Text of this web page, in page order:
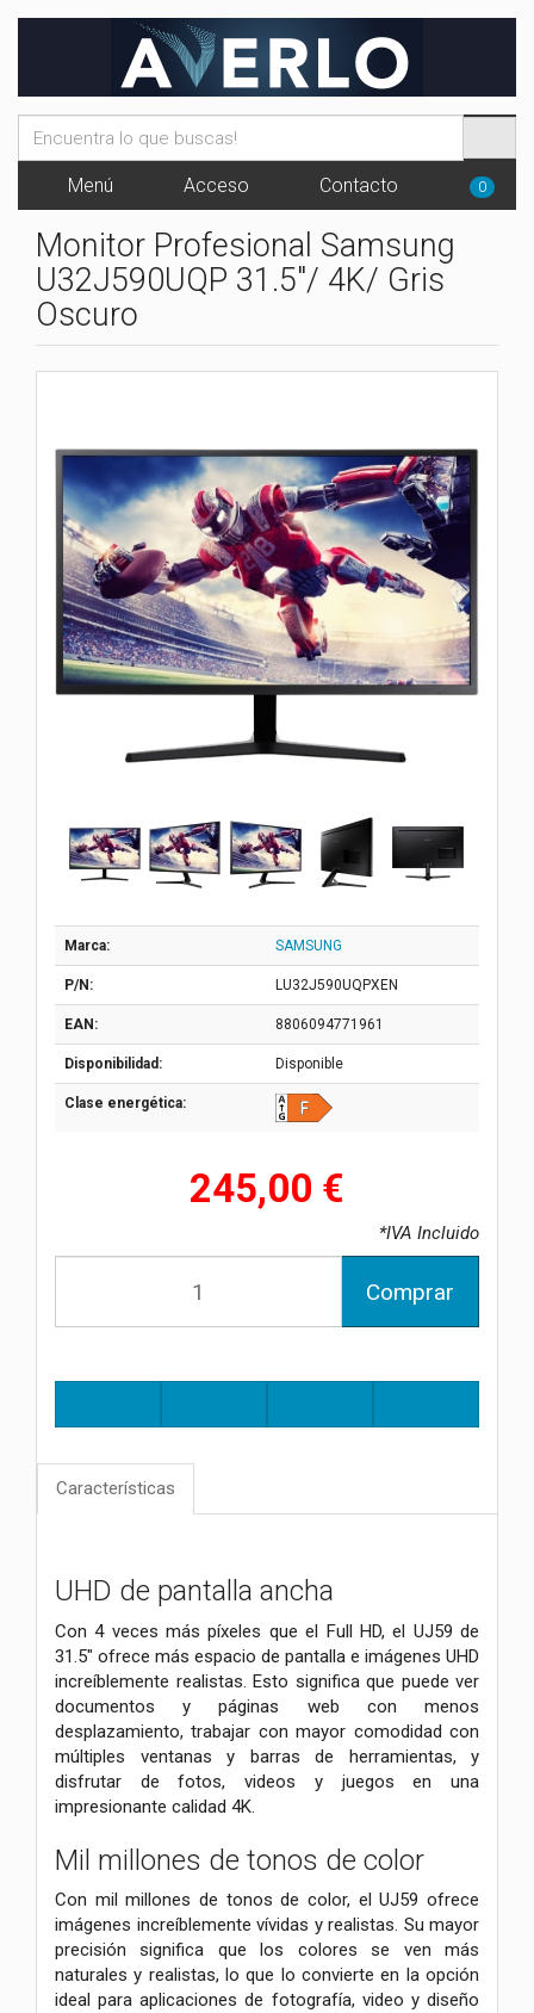
Menú Acceso Contacto 0
Monitor Profesional Samsung
U32J590UQP 31.5"/ 4K/ Gris
Oscuro
Marca: SAMSUNG
P/N: LU32J590UQPXEN
EAN: 8806094771961
Disponibilidad: Disponible
Clase energética:
245,00 €
*IVA Incluido
Comprar
Características
UHD de pantalla ancha
Con 4 veces más píxeles que el Full HD, el UJ59 de
31.5" ofrece más espacio de pantalla e imágenes UHD
increíblemente realistas. Esto significa que puede ver
documentos y páginas web con menos
desplazamiento, trabajar con mayor comodidad con
múltiples ventanas y barras de herramientas, y
disfrutar de fotos, videos y juegos en una
impresionante calidad 4K.
Mil millones de tonos de color
Con mil millones de tonos de color, el UJ59 ofrece
imágenes increíblemente vívidas y realistas. Su mayor
precisión significa que los colores se ven más
naturales y realistas, lo que lo convierte en la opción
ideal para aplicaciones de fotografía, video y diseño